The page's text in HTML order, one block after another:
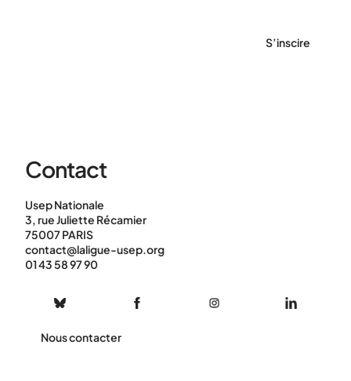
S’inscire
Contact
Usep Nationale
3, rue Juliette Récamier
75007 PARIS
contact@laligue-usep.org
01 43 58 97 90
Nous contacter